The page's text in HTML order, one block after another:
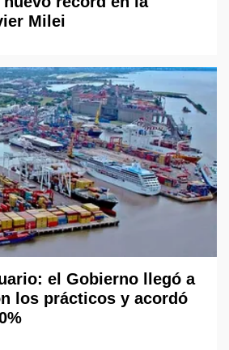
Milei
el Gobierno llegó a
los prácticos y acordó